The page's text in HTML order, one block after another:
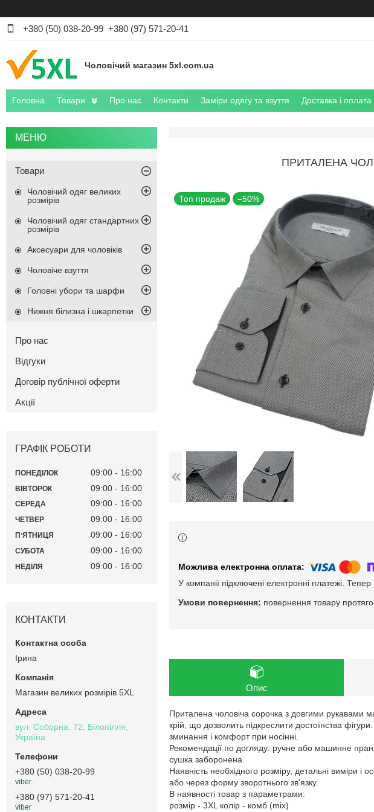
+380 (50) 038-20-99 +380 (97) 571-20-41
Чоловічий магазин 5xl.com.ua
Головна Товари Про нас Контакти Заміри одягу та взуття Доставка і оплата
ПРИТАЛЕНА
Топ продаж –50%
У компанії підключені електронні платежі.
повернення товару
Опис
Приталена чоловіча сорочка з довгими рукавами
крій, що дозволить підкреслити достоїнства
зминання і комфорт при носінні.
Рекомендації по догляду: ручне або машинне
сушка заборонена.
Наявність необхідного розміру, детальні виміри
або через форму зворотнього зв'язку.
В наявності товар з параметрами:
розмір - 3XL колір - комб (mix)
Товари
Чоловічий одяг великих
розмірів
Чоловічий одяг стандартних
розмірів
Аксесуари для чоловіків
Чоловіче взуття
Головні убори та шарфи
Нижня білизна і шкарпетки
Про нас
Відгуки
Договір публічної оферти
Акції
ГРАФІК РОБОТИ
ПОНЕДІЛОК 09:00 16:00
ВІВТОРОК 09:00 16:00
СЕРЕДА 09:00 16:00
ЧЕТВЕР 09:00 16:00
ПʼЯТНИЦЯ 09:00 16:00
СУБОТА 09:00 16:00
НЕДІЛЯ 09:00 16:00
КОНТАКТИ
Ірина
Магазин великих розмірів 5XL
вул. Соборна, 72, Білопілля,
Україна
+380 (50) 038-20-99
viber
+380 (97) 571-20-41
viber